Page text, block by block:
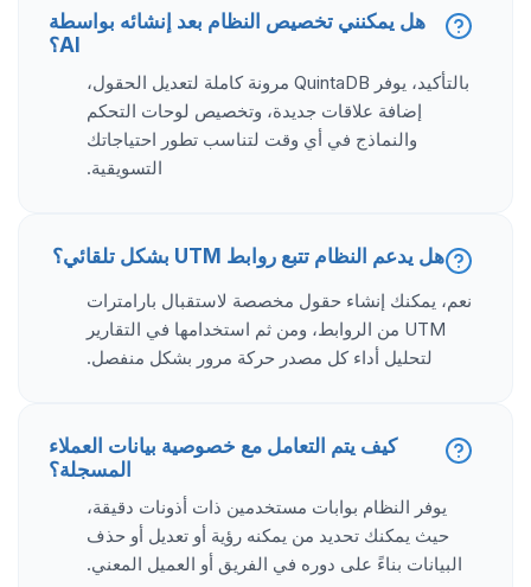
هل يمكنني تخصيص النظام بعد إنشائه بواسطة
AI؟
بالتأكيد، يوفر QuintaDB مرونة كاملة لتعديل الحقول،
إضافة علاقات جديدة، وتخصيص لوحات التحكم
والنماذج في أي وقت لتناسب تطور احتياجاتك
التسويقية.
هل يدعم النظام تتبع روابط UTM بشكل تلقائي؟
نعم، يمكنك إنشاء حقول مخصصة لاستقبال بارامترات
UTM من الروابط، ومن ثم استخدامها في التقارير
لتحليل أداء كل مصدر حركة مرور بشكل منفصل.
كيف يتم التعامل مع خصوصية بيانات العملاء
المسجلة؟
يوفر النظام بوابات مستخدمين ذات أذونات دقيقة،
حيث يمكنك تحديد من يمكنه رؤية أو تعديل أو حذف
البيانات بناءً على دوره في الفريق أو العميل المعني.